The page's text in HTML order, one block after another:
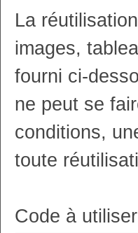
La
images,
fourni ci-
ne peut se
conditions,
toute
Code à